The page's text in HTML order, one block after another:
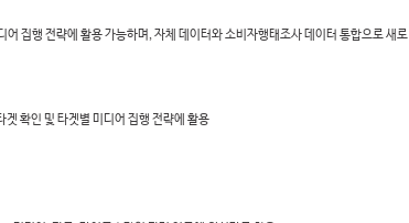
어 집행 전략에 활용 가능하며, 자체 데이터와 소비자행태조사 데이터 통합으로 새로
겟 확인 및 타겟별 미디어 집행 전략에 활용